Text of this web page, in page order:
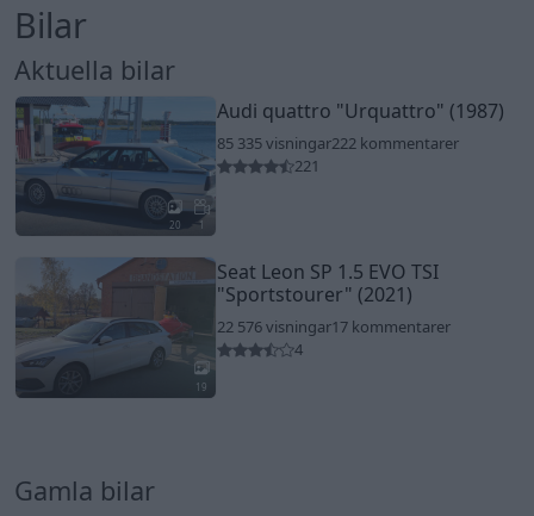
Bilar
Aktuella bilar
20 1
Audi quattro "Urquattro" (1987)
85 335 visningar222 kommentarer
221
19
Seat Leon SP 1.5 EVO TSI
"Sportstourer" (2021)
22 576 visningar17 kommentarer
4
Gamla bilar